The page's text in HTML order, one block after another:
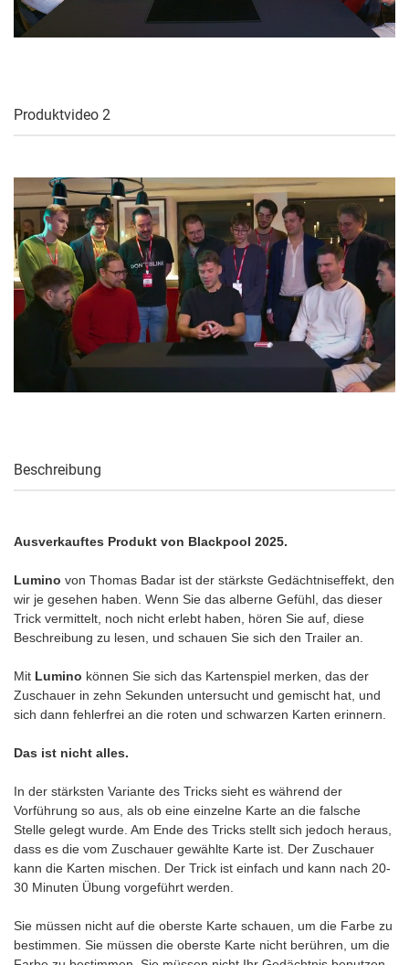
Produktvideo 2
Beschreibung
Ausverkauftes Produkt von Blackpool 2025.
Lumino von Thomas Badar ist der stärkste Gedächtniseffekt, den
wir je gesehen haben. Wenn Sie das alberne Gefühl, das dieser
Trick vermittelt, noch nicht erlebt haben, hören Sie auf, diese
Beschreibung zu lesen, und schauen Sie sich den Trailer an.
Mit Lumino können Sie sich das Kartenspiel merken, das der
Zuschauer in zehn Sekunden untersucht und gemischt hat, und
sich dann fehlerfrei an die roten und schwarzen Karten erinnern.
Das ist nicht alles.
In der stärksten Variante des Tricks sieht es während der
Vorführung so aus, als ob eine einzelne Karte an die falsche
Stelle gelegt wurde. Am Ende des Tricks stellt sich jedoch heraus,
dass es die vom Zuschauer gewählte Karte ist. Der Zuschauer
kann die Karten mischen. Der Trick ist einfach und kann nach 20-
30 Minuten Übung vorgeführt werden.
Sie müssen nicht auf die oberste Karte schauen, um die Farbe zu
bestimmen. Sie müssen die oberste Karte nicht berühren, um die